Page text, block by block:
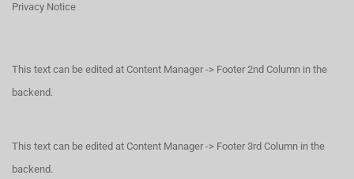
Privacy Notice
This text can be edited at Content Manager -> Footer 2nd Column in the
backend.
This text can be edited at Content Manager -> Footer 3rd Column in the
backend.